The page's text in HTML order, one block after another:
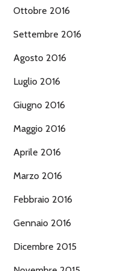
Ottobre 2016
Settembre 2016
Agosto 2016
Luglio 2016
Giugno 2016
Maggio 2016
Aprile 2016
Marzo 2016
Febbraio 2016
Gennaio 2016
Dicembre 2015